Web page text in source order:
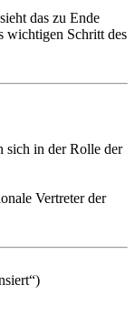
das zu Ende
wichtigen Schritt des
sich in der Rolle der
Vertreter der